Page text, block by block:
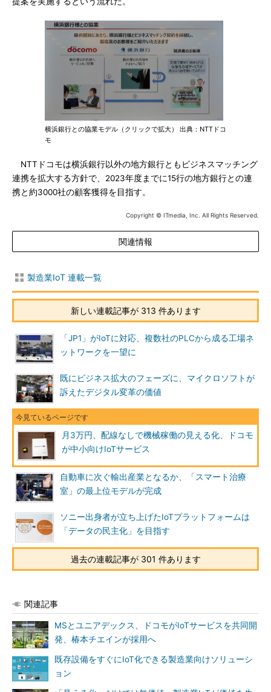
横浜銀行との協業モデル（クリックで拡大） 出典：NTTドコ
モ
NTTドコモは横浜銀行以外の地方銀行ともビジネスマッチング
連携を拡大する方針で、2023年度までに15行の地方銀行との連
携と約3000社の顧客獲得を目指す。
Copyright © ITmedia, Inc. All Rights Reserved.
関連情報
製造業IoT 連載一覧
新しい連載記事が 313 件あります
「JP1」がIoTに対応、複数社のPLCから成る工場ネ
ットワークを一望に
既にビジネス拡大のフェーズに、マイクロソフトが
訴えたデジタル変革の価値
月3万円、配線なしで機械稼働の見える化、ドコモ
が中小向けIoTサービス
自動車に次ぐ輸出産業となるか、「スマート治療
室」の最上位モデルが完成
ソニー出身者が立ち上げたIoTプラットフォームは
「データの民主化」を目指す
過去の連載記事が 301 件あります
関連記事
MSとユニアデックス、ドコモがIoTサービスを共同開
発、椿本チエインが採用へ
既存設備をすぐにIoT化できる製造業向けソリューシ
ョン